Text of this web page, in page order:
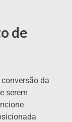
de
da
serem